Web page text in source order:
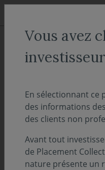
Aller au menu
Aller au contenu
COVEA FINANCE
Chaque jour, nos
au service de nos
font figure de
Vous avez
En sélectionnant ce
des informations
des clients non
Avant tout
de Placement
nature présente un